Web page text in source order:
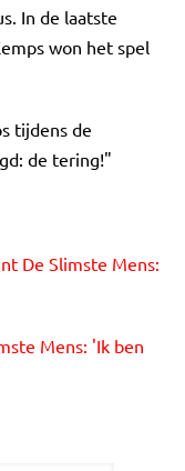
In de laatste
won het spel
tijdens de
de tering!"
De Slimste Mens:
Mens: 'Ik ben